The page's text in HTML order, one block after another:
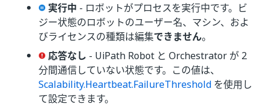
実行中 - ロボットがプロセスを実行中です。ビ
ジー状態のロボットのユーザー名、マシン、およ
びライセンスの種類は編集できません。
応答なし - UiPath Robot と Orchestrator が 2
分間通信していない状態です。この値は、
Scalability.Heartbeat.FailureThreshold を使用し
て設定できます。